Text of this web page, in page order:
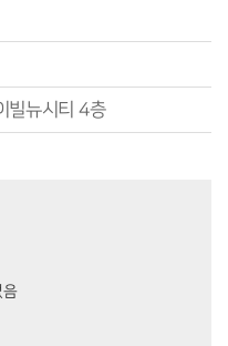
빌뉴시티 4층
음